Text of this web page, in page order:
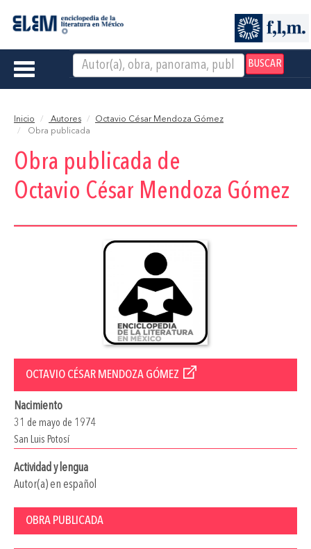
BUSCAR
Toggle
Inicio Autores
Octavio César Mendoza Gómez
Obra publicada
Obra publicada de
Octavio César Mendoza Gómez
OCTAVIO CÉSAR MENDOZA GÓMEZ
Nacimiento
31 de mayo de 1974
San Luis Potosí
Actividad y lengua
Autor(a) en español
OBRA PUBLICADA